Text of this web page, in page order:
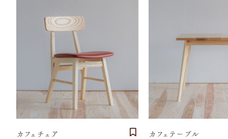
カフェチェア カフェテーブル
並び順